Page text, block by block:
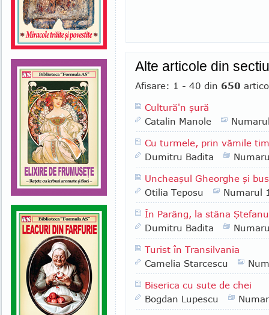
Alte articole din
Afisare: 1 - 40 din 650
Cultură'n şură
Catalin Manole
Cu turmele, prin vămile
Dumitru Badita
Uncheaşul Gheorghe şi
Otilia Teposu
Numarul
În Parâng, la stâna Ştefanu
Dumitru Badita
Turist în Transilvania
Camelia Starcescu
Biserica cu sute de chei
Bogdan Lupescu